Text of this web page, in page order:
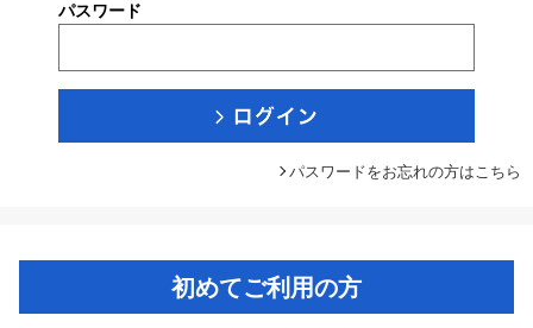
パスワード
パスワードをお忘れの方はこちら
初めてご利用の方